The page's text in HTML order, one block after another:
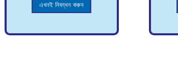
এখনই নিবন্ধন করুন